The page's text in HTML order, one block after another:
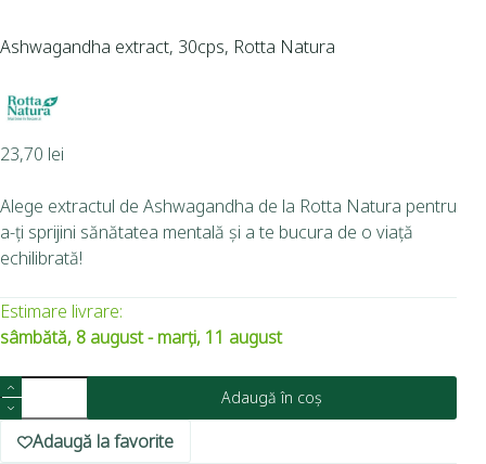
Ashwagandha extract, 30cps, Rotta Natura
23,70 lei
Alege extractul de Ashwagandha de la Rotta Natura pentru
a-ți sprijini sănătatea mentală și a te bucura de o viață
echilibrată!
Estimare livrare:
sâmbătă, 8 august - marți, 11 august
Adaugă în coș
Adaugă la favorite